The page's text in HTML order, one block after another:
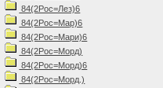
84(2Рос=Лез)6
84(2Рос=Мар)6
84(2Рос=Мари)6
84(2Рос=Морд)
84(2Рос=Морд)6
84(2Рос=Морд.)